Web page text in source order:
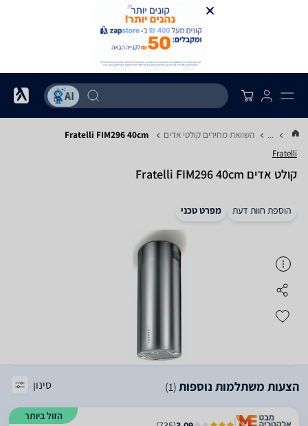
... השוואת מחירים קולטי אדים Fratelli FIM296 40cm
Fratelli
קולט אדים Fratelli FIM296 40cm
הוספת חוות דעת מפרט טכני
הצעות משתלמות נוספות(1) סינון
הזול ביותר